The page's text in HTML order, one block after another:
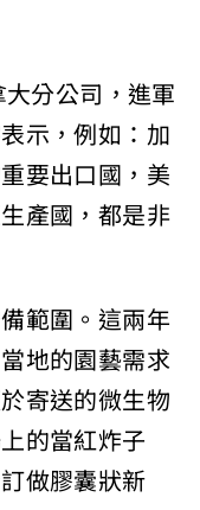
分公司，進軍
示，例如：加
要出口國，美
產國，都是非
範圍。這兩年
地的園藝需求
寄送的微生物
的當紅炸子
做膠囊狀新